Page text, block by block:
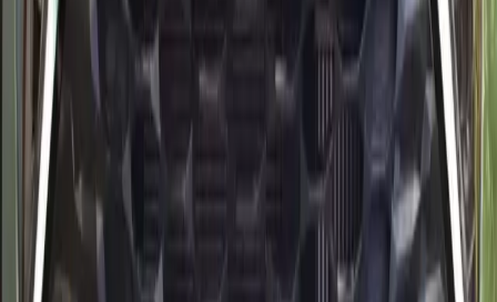
Od 800 MAD/dzień
Uwagi jakościowe
Wynajem Kia przygotowany na
Maroko
Kia gotowy na przyloty lotniskowe
Elastyczne okna dostawy obejmują Agadir Al Massira,
Taghazout i centrum tego samego dnia.
Przygotowanie przed każdym Kia